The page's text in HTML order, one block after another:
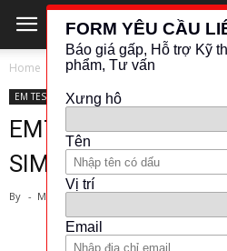
Home EM TEST
EM TEST KHÁC (ĐO LƯỜNG - KIỂM TRA)
EMTEST-
SIMULATOR
By - March 29, 2019